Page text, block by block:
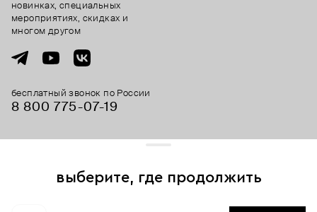
бесплатный звонок по России
8 800 775⁠-07⁠-19
новинках, специальных
мероприятиях, скидках и
многом другом
выберите, где продолжить